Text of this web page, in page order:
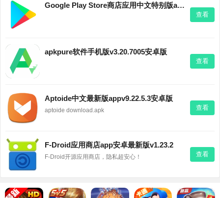
Google Play Store商店应用中文特别版appv51.8.09-29安卓版
查看
apkpure软件手机版v3.20.7005安卓版
查看
Aptoide中文最新版appv9.22.5.3安卓版
aptoide download.apk 查看
F-Droid应用商店app安卓最新版v1.23.2
F-Droid开源应用商店，隐私超安心！ 查看